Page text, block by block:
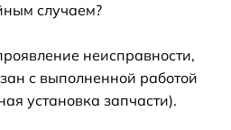
случаем?
неисправности,
с выполненной работой
установка запчасти).